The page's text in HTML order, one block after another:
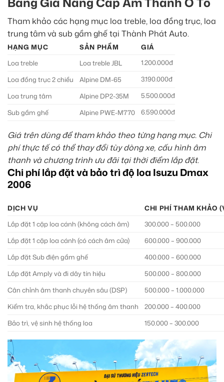
Tham khảo các hạng mục loa treble, loa đồng trục, loa
trung tâm và sub gầm ghế tại Thành Phát Auto.
HẠNG MỤC SẢN PHẨM
GIÁ
Loa treble
Loa treble JBL
1.200.000đ
Loa đồng trục 2 chiều
Alpine DM-65
3.190.000đ
Loa trung tâm
Alpine DP2-35M
5.500.000đ
Sub gầm ghế
Alpine PWE-M770 6.590.000đ
Giá trên dùng để tham khảo theo từng hạng mục. Chi
phí thực tế có thể thay đổi tùy dòng xe, cấu hình âm
thanh và chương trình ưu đãi tại thời điểm lắp đặt.
Chi phí lắp đặt và bảo trì độ loa Isuzu Dmax
2006
DỊCH VỤ
CHI PHÍ THAM KHẢO
Lắp đặt 1 cặp loa cánh (không cách âm)
300.000 – 500.000
Lắp đặt 1 cặp loa cánh (có cách âm cửa)
600.000 – 900.000
Lắp đặt Sub điện gầm ghế
400.000 – 600.000
Lắp đặt Amply và đi dây tín hiệu
500.000 – 800.000
Cân chỉnh âm thanh chuyên sâu (DSP)
500.000 – 1.000.000
Kiểm tra, khắc phục lỗi hệ thống âm thanh
200.000 – 400.000
Bảo trì, vệ sinh hệ thống loa
150.000 – 300.000